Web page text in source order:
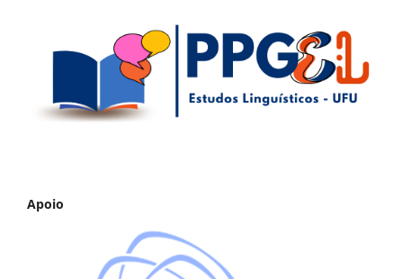
Apoio